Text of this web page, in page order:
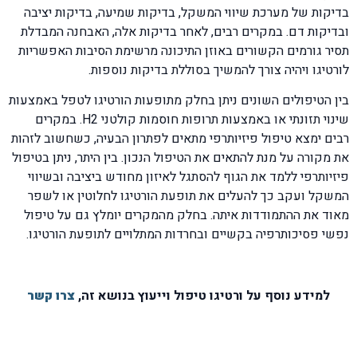
בדיקות של מערכת שיווי המשקל, בדיקות שמיעה, בדיקות יציבה
ובדיקות דם. במקרים רבים, לאחר בדיקות אלה, האבחנה המבדלת
תסיר גורמים הקשורים באוזן התיכונה מרשימת הסיבות האפשריות
לורטיגו ויהיה צורך להמשיך בסוללת בדיקות נוספות.
בין הטיפולים השונים ניתן בחלק מתופעות הורטיגו לטפל באמצעות
שינוי תזונתי או באמצעות תרופות חוסמות קולטני H2. במקרים
רבים ימצא טיפול פיזיותרפי מתאים לפתרון הבעיה, כשחשוב לזהות
את מקורה על מנת להתאים את הטיפול הנכון. בין היתר, ניתן בטיפול
פיזיותרפי ללמד את הגוף להסתגל לאיזון מחודש ביציבה ובשיווי
המשקל ועקב כך להעלים את תופעת הורטיגו לחלוטין או לשפר
מאוד את ההתמודדות איתה. בחלק מהמקרים יומלץ גם על טיפול
נפשי פסיכותרפיה בקשיים ובחרדות המתלויים לתופעת הורטיגו.
למידע נוסף על ורטיגו טיפול וייעוץ בנושא זה,צרו קשר